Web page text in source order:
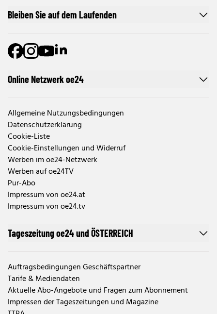
Online Netzwerk oe24
Allgemeine Nutzungsbedingungen
Datenschutzerklärung
Cookie-Liste
Cookie-Einstellungen und Widerruf
Werben im oe24-Netzwerk
Werben auf oe24TV
Pur-Abo
Impressum von oe24.at
Impressum von oe24.tv
Tageszeitung oe24 und ÖSTERREICH
Auftragsbedingungen Geschäftspartner
Tarife & Mediendaten
Aktuelle Abo-Angebote und Fragen zum Abonnement
Impressen der Tageszeitungen und Magazine
Bleiben Sie auf dem Laufenden